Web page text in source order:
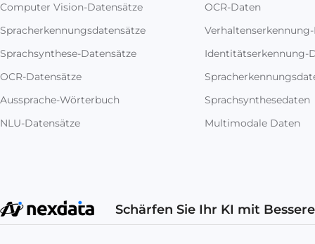
Computer Vision-Datensätze
Spracherkennungsdatensätze
Sprachsynthese-Datensätze
OCR-Datensätze
Aussprache-Wörterbuch
NLU-Datensätze
OCR-Daten
Identitätserkennung-
Sprachsynthesedaten
Multimodale Daten
Schärfen Sie Ihr KI mit